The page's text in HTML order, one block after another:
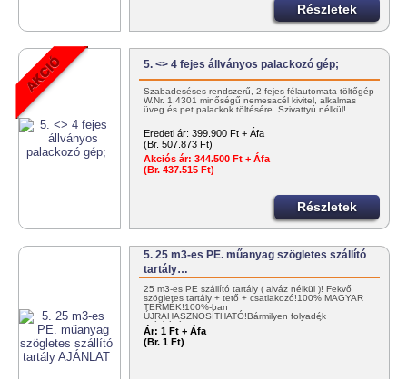
Részletek
5. <> 4 fejes állványos palackozó gép;
Szabadeséses rendszerű, 2 fejes félautomata töltőgép
W.Nr. 1,4301 minőségű nemesacél kivitel, alkalmas
üveg és pet palackok töltésére. Szivattyú nélkül! …
Eredeti ár: 399.900 Ft + Áfa
(Br. 507.873 Ft)
Akciós ár: 344.500 Ft + Áfa
(Br. 437.515 Ft)
Részletek
5. 25 m3-es PE. műanyag szögletes szállító
tartály…
25 m3-es PE szállító tartály ( alváz nélkül )! Fekvő
szögletes tartály + tető + csatlakozó!100% MAGYAR
TERMÉK!100%-ban
ÚJRAHASZNOSÍTHATÓ!Bármilyen folyadék
szállítására - pl. NITROSOL - ! KEDVEZMÉNYES…
Ár: 1 Ft + Áfa
(Br. 1 Ft)